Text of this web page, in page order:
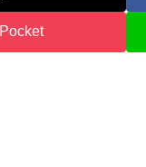
Pocket